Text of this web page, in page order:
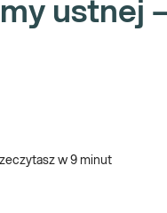
ustnej
w 9 minut